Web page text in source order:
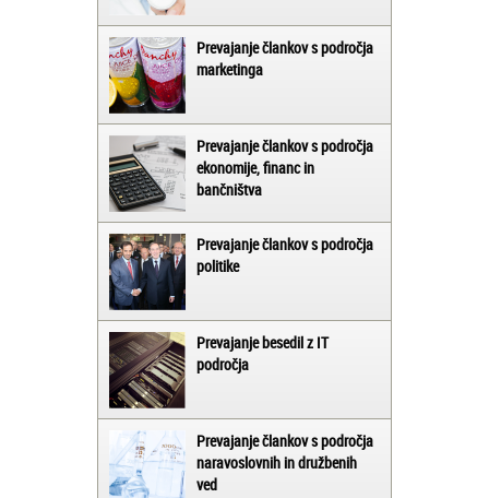
Prevajanje člankov s področja
marketinga
Prevajanje člankov s področja
ekonomije, financ in
bančništva
Prevajanje člankov s področja
politike
Prevajanje besedil z IT
področja
Prevajanje člankov s področja
naravoslovnih in družbenih
ved